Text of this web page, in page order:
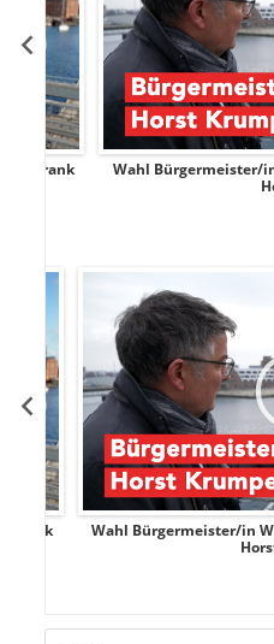
Wahl Bürgermeister/in
Horst
Wahl Bürgermeister/in
Horst